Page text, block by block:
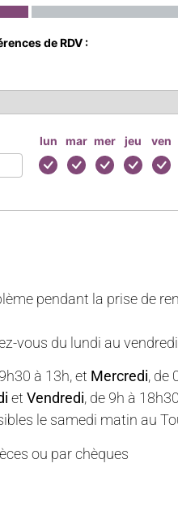
de RDV :
lun mar mer jeu ven
pendant la prise de
vous du lundi au
à 13h, et Mercredi, de
etVendredi, de 9h à
le samedi matin au
ou par chèques